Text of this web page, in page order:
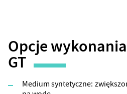
Opcje
GT
Medium syntetyczne: